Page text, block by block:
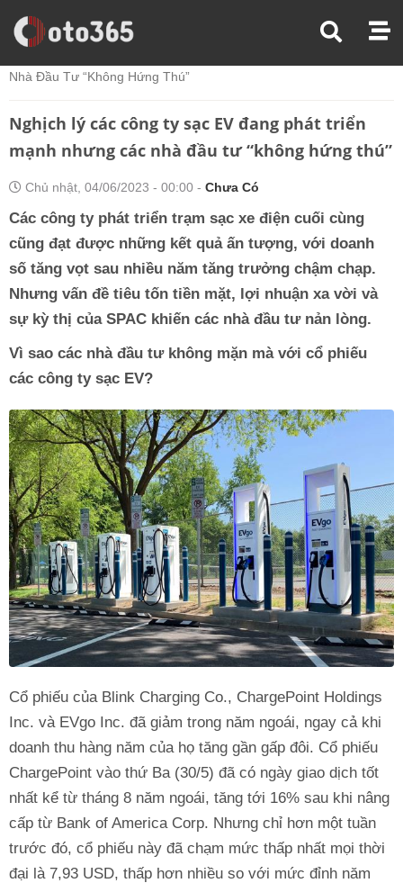
Trang Chủ
Thị Trường Xe
Nhà Đầu Tư “không Hứng Thú”
Nghịch lý các công ty sạc EV đang phát triển
mạnh nhưng các nhà đầu tư “không hứng thú”
Chủ nhật, 04/06/2023 - 00:00 - Chưa Có
Các công ty phát triển trạm sạc xe điện cuối cùng
cũng đạt được những kết quả ấn tượng, với doanh
số tăng vọt sau nhiều năm tăng trưởng chậm chạp.
Nhưng vấn đề tiêu tốn tiền mặt, lợi nhuận xa vời và
sự kỳ thị của SPAC khiến các nhà đầu tư nản lòng.
Vì sao các nhà đầu tư không mặn mà với cổ phiếu
các công ty sạc EV?
Cổ phiếu của Blink Charging Co., ChargePoint Holdings
Inc. và EVgo Inc. đã giảm trong năm ngoái, ngay cả khi
doanh thu hàng năm của họ tăng gần gấp đôi. Cổ phiếu
ChargePoint vào thứ Ba (30/5) đã có ngày giao dịch tốt
nhất kể từ tháng 8 năm ngoái, tăng tới 16% sau khi nâng
cấp từ Bank of America Corp. Nhưng chỉ hơn một tuần
trước đó, cổ phiếu này đã chạm mức thấp nhất mọi thời
đại là 7,93 USD, thấp hơn nhiều so với mức đỉnh năm